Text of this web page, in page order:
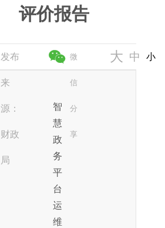
评价报告
发布
来
源：
财政
局
微
信
分
享
大 中 小
智
慧
政
务
平
台
运
维